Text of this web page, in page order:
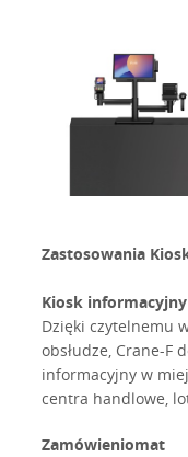
Zastosowania
Kiosk informacyjny
Dzięki czytelnemu
obsłudze, Crane-F
informacyjny w
centra handlowe,
Zamówieniomat